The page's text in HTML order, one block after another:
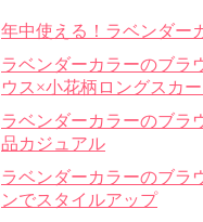
年中使える！ラベンダー
ラベンダーカラーのブラ
ウス×小花柄ロングスカー
ラベンダーカラーのブラ
品カジュアル
ラベンダーカラーのブラ
ンでスタイルアップ